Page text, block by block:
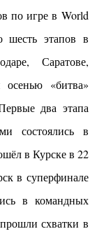
по игре в World
шесть этапов в
Саратове,
осенью «битва»
два этапа
состоялись в
в Курске в 22
в суперфинале
в командных
схватки в